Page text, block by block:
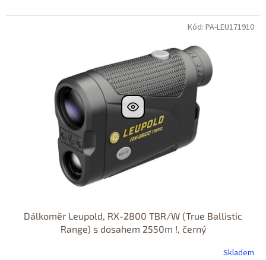
Dálkoměr Leupold, RX-2800 TBR/W (True Ballistic
Range) s dosahem 2550m !, černý
Skladem
Kód: PA-LEU171910